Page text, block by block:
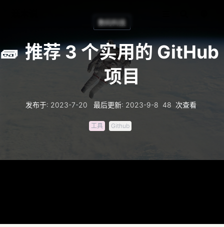
数码科技
🧱 推荐 3 个实用的 GitHub
项目
发布于: 2023-7-20 最后更新: 2023-9-8 48 次查看
工具 Github